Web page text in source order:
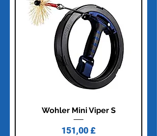
Wohler Mini Viper S
Prezzo
151,00 £